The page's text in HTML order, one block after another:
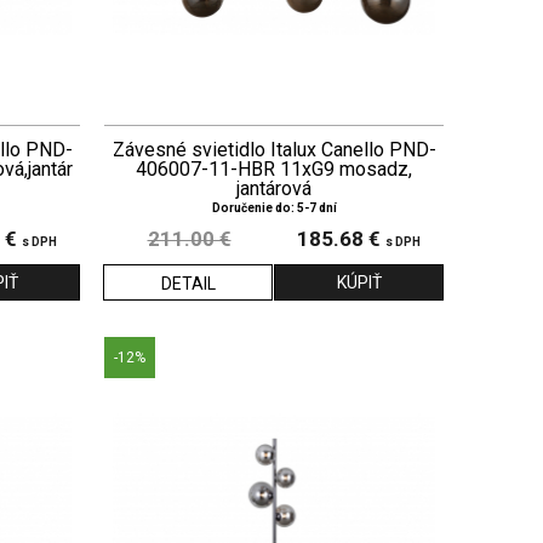
PND-
€ s DPH
Závesné svietidlo Italux Canello PND-
406007-11-HBR 11xG9 mosadz,
jantárová
Doručenie do: 5-7 dní
211.00 € 185.68 € s DPH
DETAIL
-12%